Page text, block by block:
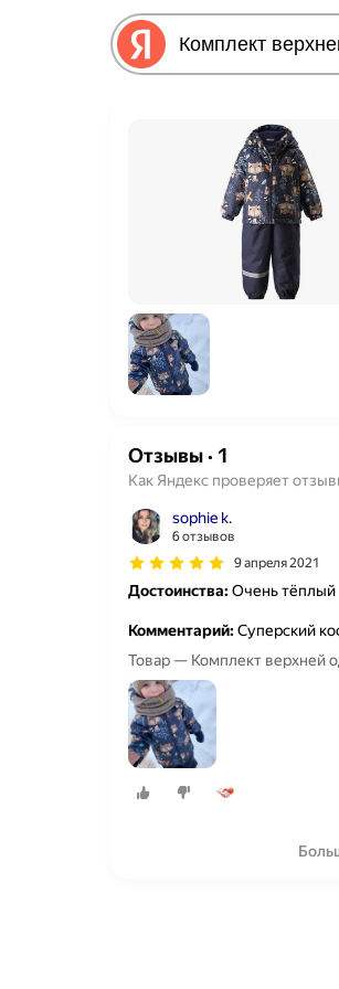
Отзывы· 1
Как Яндекс проверяет
sophie k.
6 отзывов
9 апреля 2021
Достоинства:Очень тёплый
Комментарий:Суперский
Товар — Комплект верхней